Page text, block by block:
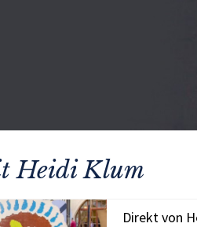
Heidi Klum
Direkt von